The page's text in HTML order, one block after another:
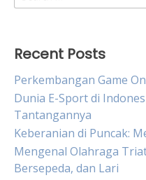
for:
Recent Posts
Perkembangan Game
Dunia E-Sport di
Tantangannya
Keberanian di Puncak:
Mengenal Olahraga
Bersepeda, dan Lari